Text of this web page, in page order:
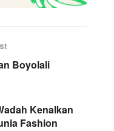
Boyolali
Kenalkan
Fashion